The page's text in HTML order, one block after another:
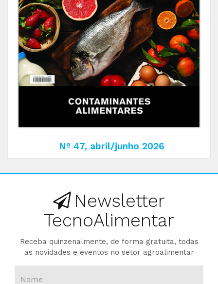
Nº 47, abril/junho 2026
Newsletter
TecnoAlimentar
Receba quinzenalmente, de forma gratuita, todas
as novidades e eventos no setor agroalimentar